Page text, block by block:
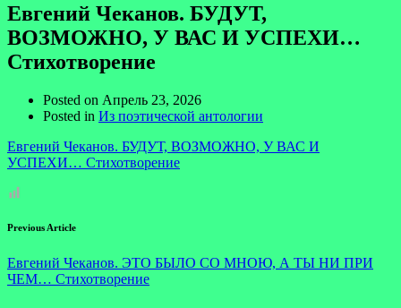
Евгений Чеканов. БУДУТ,
ВОЗМОЖНО, У ВАС И УСПЕХИ…
Стихотворение
Posted on Апрель 23, 2026
Posted in Из поэтической антологии
Евгений Чеканов. БУДУТ, ВОЗМОЖНО, У ВАС И
УСПЕХИ… Стихотворение
Previous Article
Евгений Чеканов. ЭТО БЫЛО СО МНОЮ, А ТЫ НИ ПРИ
ЧЕМ… Стихотворение